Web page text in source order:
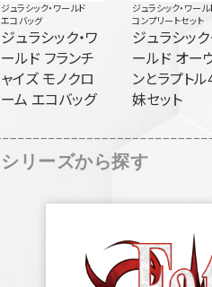
ジュラシック・ワールド
エコバッグ
ジュラシック・ワ
ールド フランチ
ャイズ モノクロ
ーム エコバッグ
ジュラシック・ワール
コンプリートセット
ジュラシック
ールド オー
ンとラプト
妹セット
シリーズから探す